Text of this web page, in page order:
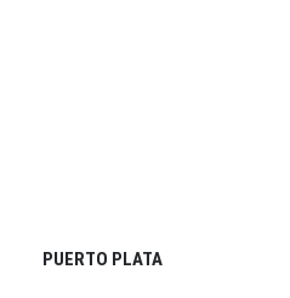
PUERTO PLATA